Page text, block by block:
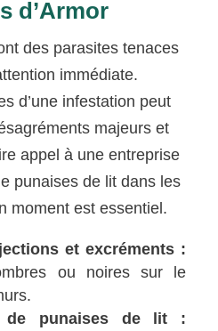
d’Armor
des parasites tenaces
immédiate.
d’une infestation peut
majeurs et
appel à une entreprise
punaises de lit dans les
moment est essentiel.
et excréments :
ou noires sur le
punaises de lit :